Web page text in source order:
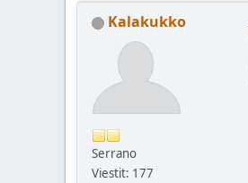
Kalakukko
Serrano
Viestit: 177